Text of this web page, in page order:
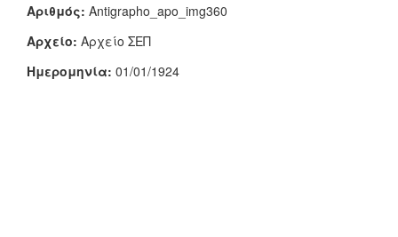
Αριθμός: Antigrapho_apo_img360
Αρχείο: Αρχείο ΣΕΠ
Ημερομηνία: 01/01/1924